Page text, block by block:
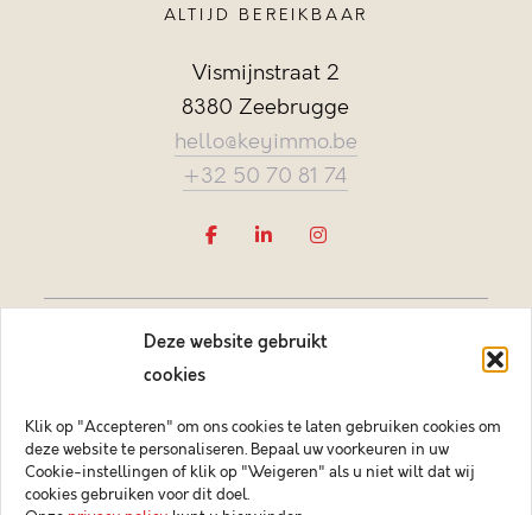
Deze website gebruikt
cookies
Klik op "Accepteren" om ons cookies te laten gebruiken cookies om
deze website te personaliseren. Bepaal uw voorkeuren in uw
Cookie-instellingen of klik op "Weigeren" als u niet wilt dat wij
cookies gebruiken voor dit doel.
ALTIJD BEREIKBAAR
Vismijnstraat 2
8380 Zeebrugge
hello@keyimmo.be
+32 50 70 81 74
Vastgoedmakelaar-bemiddelaar BIV België BIV 505084
Ondernemingsnummer BTW-BE 0878.744.081 BA &